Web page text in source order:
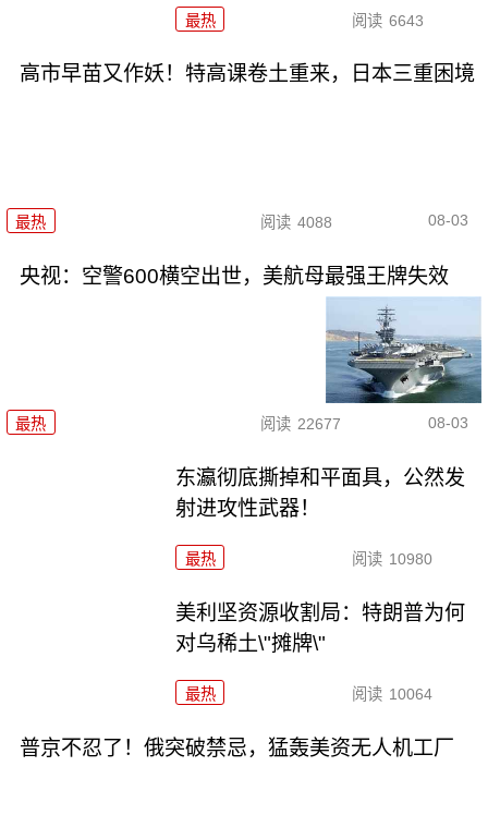
最热 阅读 6643
高市早苗又作妖！特高课卷土重来，日本三重困境
最热 阅读 4088 08-03
央视：空警600横空出世，美航母最强王牌失效
最热 阅读 22677 08-03
东瀛彻底撕掉和平面具，公然发
射进攻性武器！
最热 阅读 10980
美利坚资源收割局：特朗普为何
对乌稀土\"摊牌\"
最热 阅读 10064
普京不忍了！俄突破禁忌，猛轰美资无人机工厂